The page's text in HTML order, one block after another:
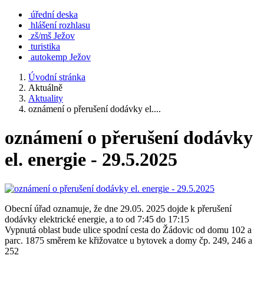
úřední deska
hlášení rozhlasu
zš/mš Ježov
turistika
autokemp Ježov
Úvodní stránka
Aktuálně
Aktuality
oznámení o přerušení dodávky el....
oznámení o přerušení dodávky
el. energie - 29.5.2025
Obecní úřad oznamuje, že dne 29.05. 2025 dojde k přerušení
dodávky elektrické energie, a to od 7:45 do 17:15
Vypnutá oblast bude ulice spodní cesta do Žádovic od domu 102 a
parc. 1875 směrem ke křižovatce u bytovek a domy čp. 249, 246 a
252